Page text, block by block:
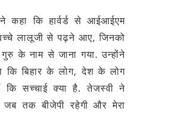
कहा कि हार्वर्ड से आईआईएम
लालूजी से पढ़ने आए, जिनको
के नाम से जाना गया. उन्होंने
कि बिहार के लोग, देश के लोग
कि सच्चाई क्या है. तेजस्वी ने
जब तक बीजेपी रहेगी और मेरा